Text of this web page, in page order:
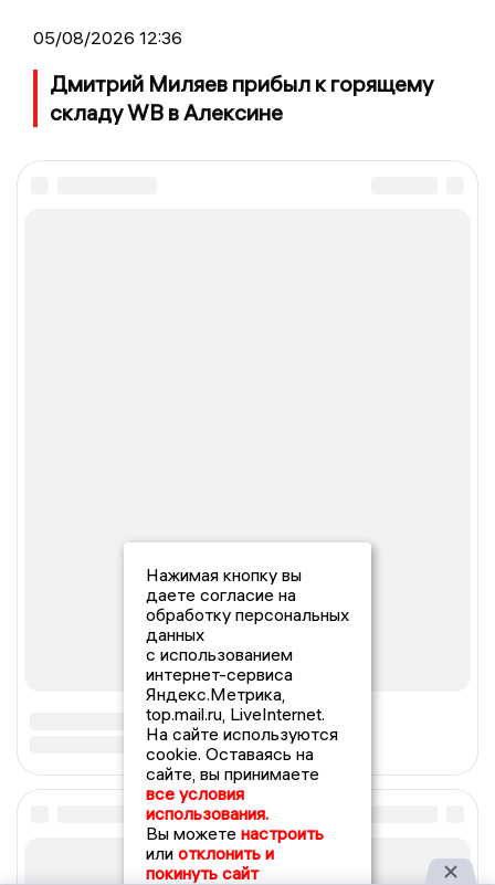
05/08/2026 12:36
Дмитрий Миляев прибыл к горящему
складу WB в Алексине
Нажимая кнопку вы
даете согласие на
обработку персональных
данных
с использованием
интернет-сервиса
Яндекс.Метрика,
top.mail.ru, LiveInternet.
На сайте используются
cookie. Оставаясь на
сайте, вы принимаете
все условия
использования.
Вы можете настроить
или отклонить и
покинуть сайт